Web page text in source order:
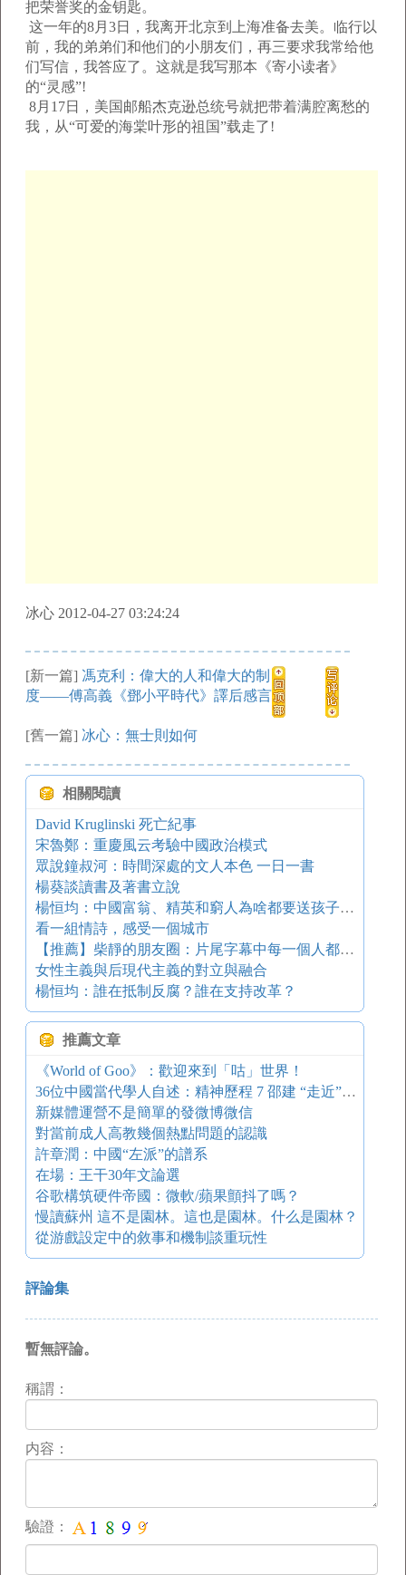
把荣誉奖的金钥匙。
这一年的8月3日，我离开北京到上海准备去美。临行以
前，我的弟弟们和他们的小朋友们，再三要求我常给他
们写信，我答应了。这就是我写那本《寄小读者》
的“灵感”!
8月17日，美国邮船杰克逊总统号就把带着满腔离愁的
我，从“可爱的海棠叶形的祖国”载走了!
冰心 2012-04-27 03:24:24
[新一篇] 馮克利：偉大的人和偉大的制
度——傅高義《鄧小平時代》譯后感言
[舊一篇] 冰心：無士則如何
相關閱讀
David Kruglinski 死亡紀事
宋魯鄭：重慶風云考驗中國政治模式
眾說鐘叔河：時間深處的文人本色 一日一書
楊葵談讀書及著書立說
楊恒均：中國富翁、精英和窮人為啥都要送孩子出國？
看一組情詩，感受一個城市
【推薦】柴靜的朋友圈：片尾字幕中每一個人都是隱藏的boss
女性主義與后現代主義的對立與融合
楊恒均：誰在抵制反腐？誰在支持改革？
推薦文章
《World of Goo》：歡迎來到「咕」世界！
36位中國當代學人自述：精神歷程 7 邵建 “走近”胡適先生
新媒體運營不是簡單的發微博微信
對當前成人高教幾個熱點問題的認識
許章潤：中國“左派”的譜系
在場：王干30年文論選
谷歌構筑硬件帝國：微軟/蘋果顫抖了嗎？
慢讀蘇州 這不是園林。這也是園林。什么是園林？
從游戲設定中的敘事和機制談重玩性
評論集
暫無評論。
稱謂：
内容：
驗證：